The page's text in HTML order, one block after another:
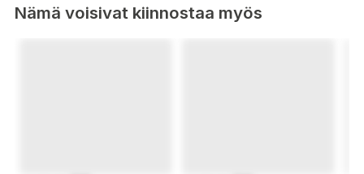
Nämä voisivat kiinnostaa myös